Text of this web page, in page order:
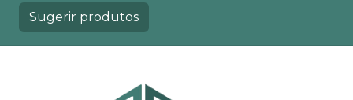
Sugerir produtos